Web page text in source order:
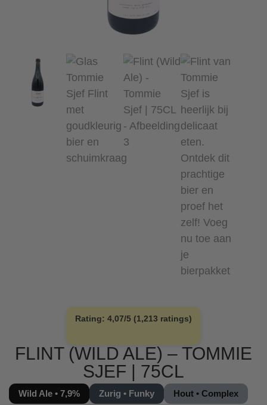
Rating: 4,07/5 (1,213 ratings)
FLINT (WILD ALE) – TOMMIE
SJEF | 75CL
Wild Ale • 7,9% Zurig • Funky Hout • Complex